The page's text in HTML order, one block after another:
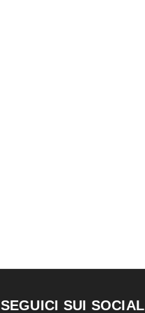
SEGUICI SUI SOCIAL